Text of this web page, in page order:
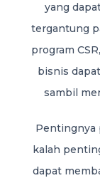
yang
tergantung
program
bisnis
sambil
Pentingnya
kalah
dapat